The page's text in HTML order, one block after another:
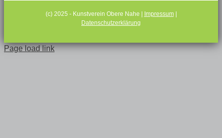
(c) 2025 - Kunstverein Obere Nahe | Impressum|
Datenschutzerklärung
Page load link